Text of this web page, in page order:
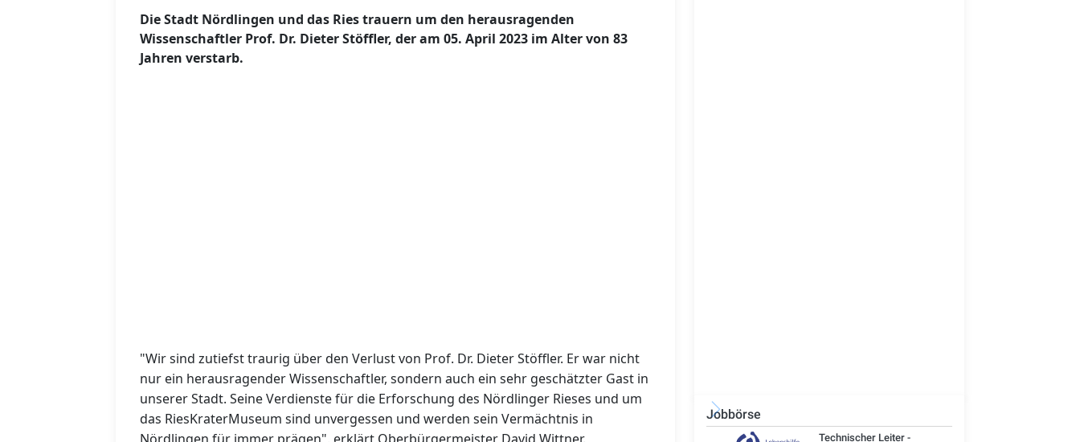
Die Stadt Nördlingen und das Ries trauern um den herausragenden
Wissenschaftler Prof. Dr. Dieter Stöffler, der am 05. April 2023 im Alter von 83
Jahren verstarb.
"Wir sind zutiefst traurig über den Verlust von Prof. Dr. Dieter Stöffler. Er war nicht
nur ein herausragender Wissenschaftler, sondern auch ein sehr geschätzter Gast in
unserer Stadt. Seine Verdienste für die Erforschung des Nördlinger Rieses und um
das RiesKraterMuseum sind unvergessen und werden sein Vermächtnis in
Jobbörse
Bauzeichner/Bautechniker
Technischer Leiter -